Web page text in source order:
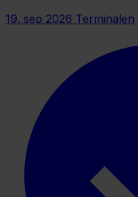
19. sep 2026 Terminalen